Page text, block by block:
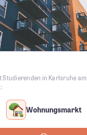
Studierenden in Karlsruhe am
Wohnungsmarkt